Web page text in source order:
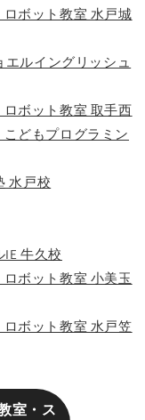
ロボット教室 水戸城
エルイングリッシュ
ロボット教室 取手西
こどもプログラミン
水戸校
IE 牛久校
ボット教室 小美玉
ロボット教室 水戸笠
室・ス